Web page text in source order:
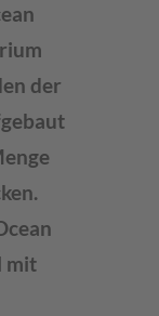
der
mit